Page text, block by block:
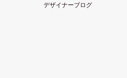
デザイナーブログ